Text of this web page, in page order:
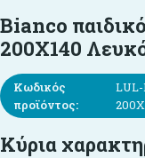
Bianco
200X140
Κωδικός
προϊόντος:
Κύρια